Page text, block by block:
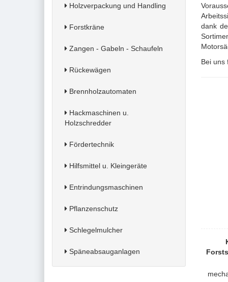
Holzverpackung und Handling
Forstkräne
Zangen - Gabeln - Schaufeln
Rückewägen
Brennholzautomaten
Hackmaschinen u.
Holzschredder
Fördertechnik
Hilfsmittel u. Kleingeräte
Entrindungsmaschinen
Pflanzenschutz
Schlegelmulcher
Späneabsauganlagen
dank
Bei uns